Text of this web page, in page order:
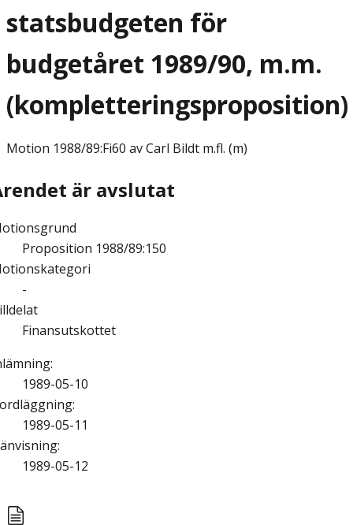
statsbudgeten för
budgetåret 1989/90, m.m.
(kompletteringsproposition)
Motion 1988/89:Fi60 av Carl Bildt m.fl. (m)
är avslutat
Proposition 1988/89:150
-
Finansutskottet
:
1989-05-10
:
1989-05-11
:
1989-05-12